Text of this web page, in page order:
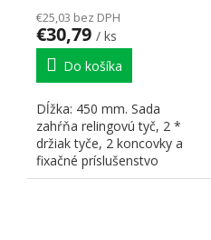
€25,03 bez DPH
€30,79 / ks
Do košíka
Dĺžka: 450 mm. Sada
zahŕňa relingovú tyč, 2 *
držiak tyče, 2 koncovky a
fixačné príslušenstvo